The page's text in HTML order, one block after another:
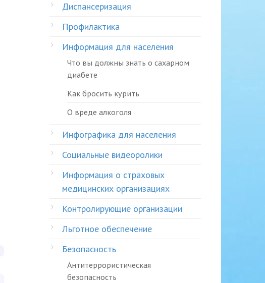
Диспансеризация
Профилактика
Информация для населения
Что вы должны знать о сахарном
диабете
Как бросить курить
О вреде алкоголя
Инфографика для населения
Социальные видеоролики
Информация о страховых
медицинских организациях
Контролирующие организации
Льготное обеспечение
Безопасность
Антитеррористическая
безопасность